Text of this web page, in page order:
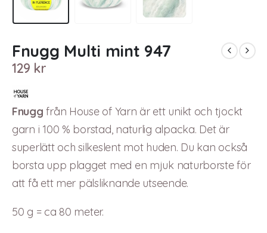
Fnugg Multi mint 947
129 kr
Fnugg från House of Yarn är ett unikt och tjockt
garn i 100 % borstad, naturlig alpacka. Det är
superlätt och silkeslent mot huden. Du kan också
borsta upp plagget med en mjuk naturborste för
att få ett mer pälsliknande utseende.
50 g = ca 80 meter.